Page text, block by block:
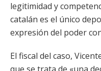
legitimidad y
catalán es el único
expresión del poder
El fiscal del caso,